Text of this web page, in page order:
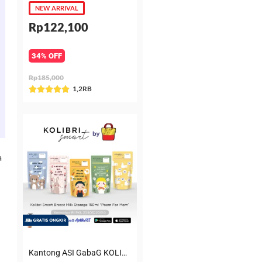
NEW ARRIVAL
Rp122,100
34% OFF
Rp185,000
Rated
of
1,2RB
Kantong ASI GabaG KOLIBRI KASIP 150 ml Poem for Mom